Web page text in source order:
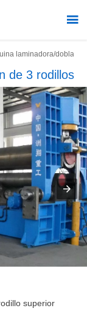

laminadora/
de 3 rodillos
superior